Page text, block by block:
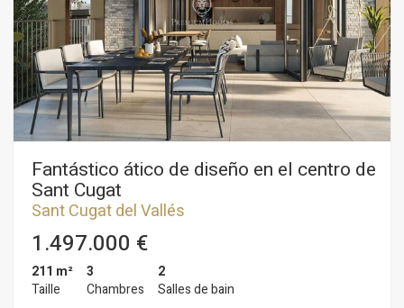
para cuarto de almacenaje, zona de trabajo y estudio. La
vivienda tiene calefacción a gas, aire acondicionado, suelos de
parquet y armarios empotrados. Junto con la vivienda se
venden dos amplias plazas de aparcamiento y un trastero. El
edificio ha sido recientemente reformado y se encuentra en
un estado impecable. El ascensor también ha sido sustituido.
Una buena vivienda con muchas posibilidades ubicada en una
zona residencial, tranquila y muy cerca del centro de Sant
Cugat.
Fantástico ático de diseño en el centro de
Sant Cugat
Sant Cugat del Vallés
1.497.000 €
211 m²
Taille
3
Chambres
2
Salles de bain